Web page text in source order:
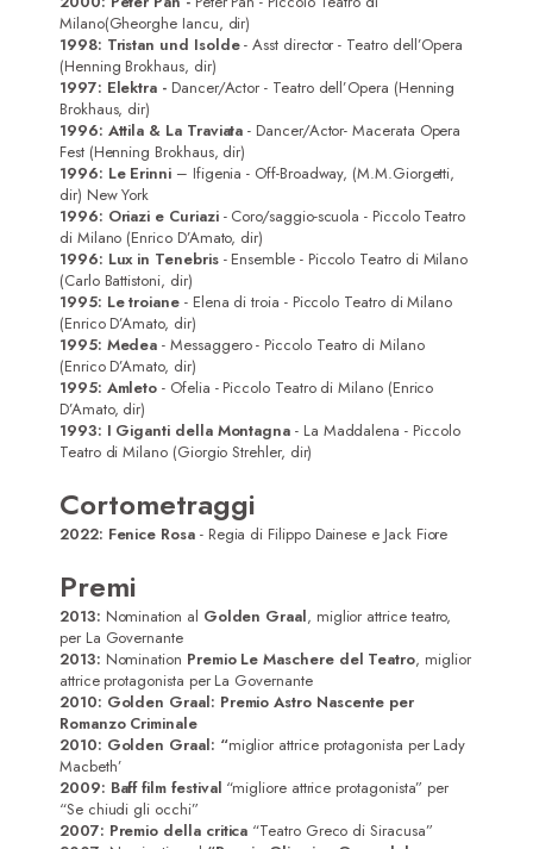
Milano(Gheorghe Iancu, dir)
1998: Tristan und Isolde- Asst director - Teatro dell’Opera
(Henning Brokhaus, dir)
1997: Elektra - Dancer/Actor - Teatro dell’Opera (Henning
Brokhaus, dir)
1996: Attila & La Traviata - Dancer/Actor- Macerata Opera
Fest (Henning Brokhaus, dir)
1996: Le Erinni – Ifigenia - Off-Broadway, (M.M.Giorgetti,
dir) New York
1996: Oriazi e Curiazi- Coro/saggio-scuola - Piccolo Teatro
di Milano (Enrico D’Amato, dir)
1996: Lux in Tenebris- Ensemble - Piccolo Teatro di Milano
(Carlo Battistoni, dir)
1995: Le troiane- Elena di troia - Piccolo Teatro di Milano
(Enrico D’Amato, dir)
1995: Medea- Messaggero - Piccolo Teatro di Milano
(Enrico D’Amato, dir)
1995: Amleto- Ofelia - Piccolo Teatro di Milano (Enrico
D’Amato, dir)
1993: I Giganti della Montagna - La Maddalena - Piccolo
Teatro di Milano (Giorgio Strehler, dir)
Cortometraggi
2022: Fenice Rosa- Regia di Filippo Dainese e Jack Fiore
Premi
2013: Nomination al Golden Graal, miglior attrice teatro,
per La Governante
2013: Nomination Premio Le Maschere del Teatro, miglior
attrice protagonista per La Governante
2010: Golden Graal: Premio Astro Nascente per
Romanzo Criminale
2010: Golden Graal: “miglior attrice protagonista per Lady
Macbeth’
2009: Baff film festival “migliore attrice protagonista” per
“Se chiudi gli occhi”
2007: Premio della critica “Teatro Greco di Siracusa”